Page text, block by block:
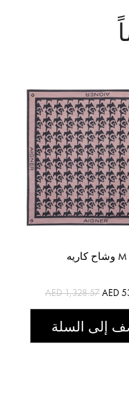
وشاح كاريه M
AED 1,328.57AED
إلى السلة